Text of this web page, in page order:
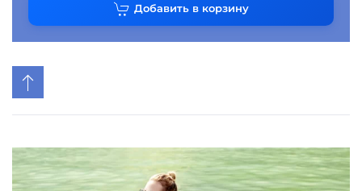
Добавить в корзину